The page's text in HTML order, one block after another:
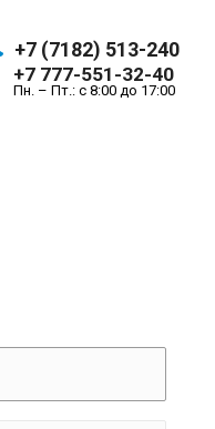
+7 (7182) 513-240
+7 777-551-32-40
Пн. – Пт.: с 8:00 до 17:00